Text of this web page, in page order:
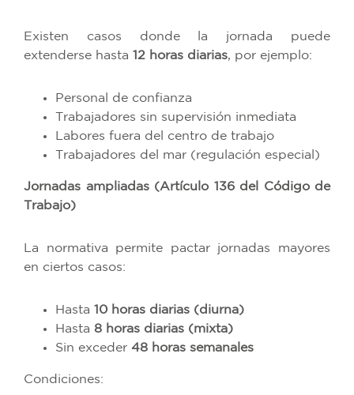
Existen casos donde la jornada puede
extenderse hasta 12 horas diarias, por ejemplo:
Personal de confianza
Trabajadores sin supervisión inmediata
Labores fuera del centro de trabajo
Trabajadores del mar (regulación especial)
Jornadas ampliadas (Artículo 136 del Código de
Trabajo)
La normativa permite pactar jornadas mayores
en ciertos casos:
Hasta 10 horas diarias (diurna)
Hasta 8 horas diarias (mixta)
Sin exceder 48 horas semanales
Condiciones: